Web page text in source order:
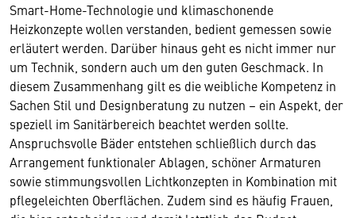
Smart-Home-Technologie und klimaschonende
Heizkonzepte wollen verstanden, bedient gemessen sowie
erläutert werden. Darüber hinaus geht es nicht immer nur
um Technik, sondern auch um den guten Geschmack. In
diesem Zusammenhang gilt es die weibliche Kompetenz in
Sachen Stil und Designberatung zu nutzen – ein Aspekt, der
speziell im Sanitärbereich beachtet werden sollte.
Anspruchsvolle Bäder entstehen schließlich durch das
Arrangement funktionaler Ablagen, schöner Armaturen
sowie stimmungsvollen Lichtkonzepten in Kombination mit
pflegeleichten Oberflächen. Zudem sind es häufig Frauen,